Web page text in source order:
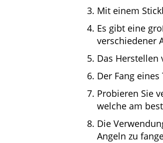
Mit einem
Es gibt eine
verschiedener
Das Herstellen
Der Fang
Probieren Sie
welche am
Die
Angeln zu